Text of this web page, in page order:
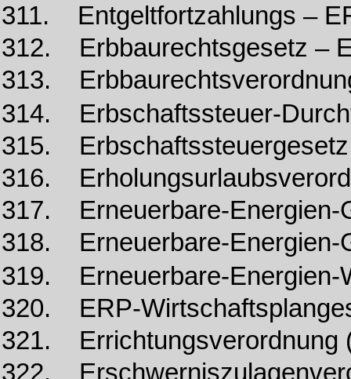
311. Entgeltfortzahlungs –
312. Erbbaurechtsgesetz –
313.
314. Erbschaftssteuer-
315.
316.
317. Erneuerbare-Energien-
318. Erneuerbare-Energien-
319. Erneuerbare-Energien-
320. ERP-
321. Errichtungsverordnung
322.